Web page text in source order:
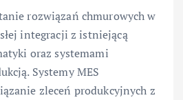
rozwiązań chmurowych w
integracji z istniejącą
oraz systemami
Systemy MES
zleceń produkcyjnych z